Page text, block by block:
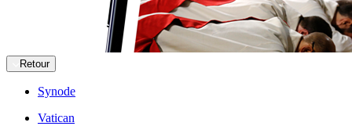
Retour
Synode
Vatican